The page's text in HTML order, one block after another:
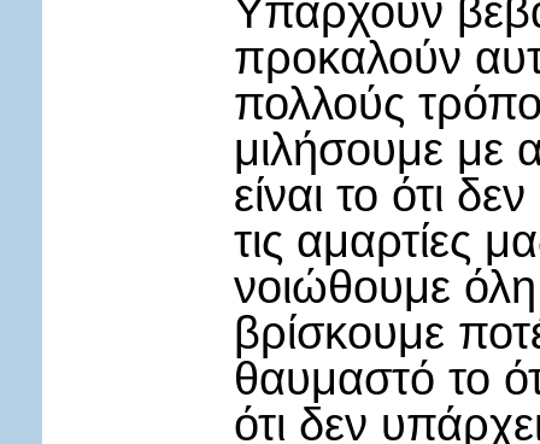
Υπάρχουν
προκαλούν
πολλούς
μιλήσουμε με
είναι το ότι
τις αμαρτίες
νοιώθουμε όλη
βρίσκουμε
θαυμαστό το
ότι δεν